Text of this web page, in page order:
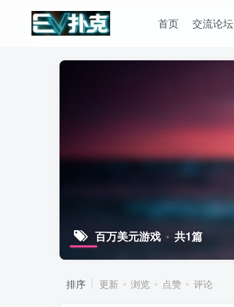
首页 交流论坛
百万美元游戏 共1篇
排序 更新 浏览 点赞 评论